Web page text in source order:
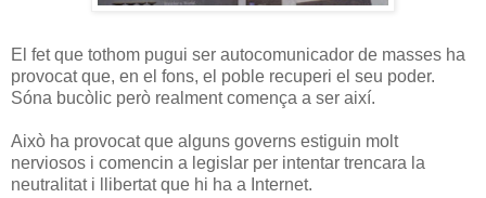
El fet que tothom pugui ser autocomunicador de masses ha
provocat que, en el fons, el poble recuperi el seu poder.
Sóna bucòlic però realment comença a ser així.
Això ha provocat que alguns governs estiguin molt
nerviosos i comencin a legislar per intentar trencara la
neutralitat i llibertat que hi ha a Internet.